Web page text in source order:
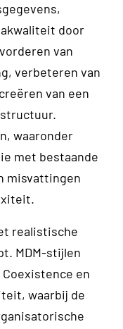
door
van
verbeteren van
van een
waaronder
met bestaande
misvattingen
realistische
MDM-stijlen
en
waarbij de